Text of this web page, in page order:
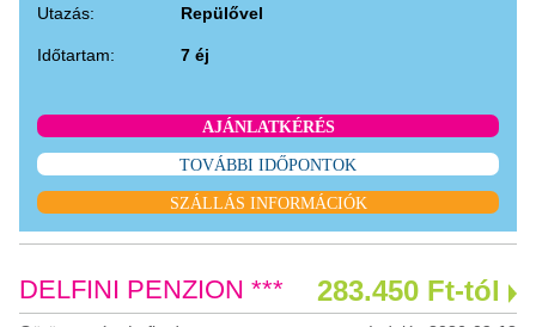
Utazás:
Repülővel
Időtartam: 7 éj
AJÁNLATKÉRÉS
TOVÁBBI IDŐPONTOK
SZÁLLÁS INFORMÁCIÓK
DELFINI PENZION *** 283.450 Ft-tól